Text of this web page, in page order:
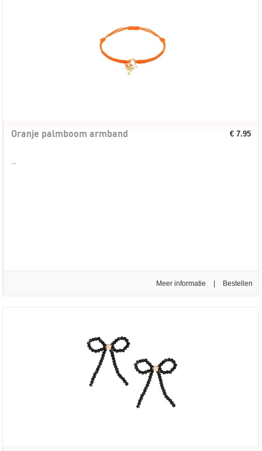
Oranje palmboom armband € 7.95
Meer informatie |